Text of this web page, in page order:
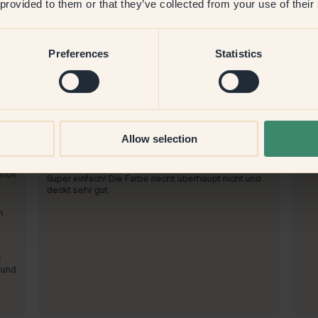
to them or that they’ve collected from your use of
Preferences Statistics
Allow selection
Produktbild
Zum Streichen mit: 42 — Midnatt
Super einfach! Die Farbe riecht überhaupt nicht und
deckt sehr gut.